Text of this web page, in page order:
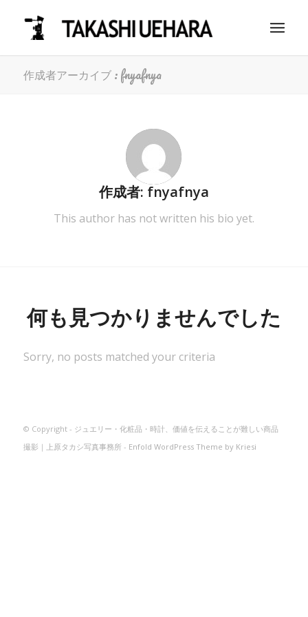
作成者アーカイブ : fnyafnya
作成者: fnyafnya
This author has not written his bio yet.
何も見つかりませんでした
Sorry, no posts matched your criteria
© Copyright - ジュエリー・化粧品・時計、価値を伝えることが難しい商品
撮影｜上原タカシ写真事務所- Enfold WordPress Theme by Kriesi